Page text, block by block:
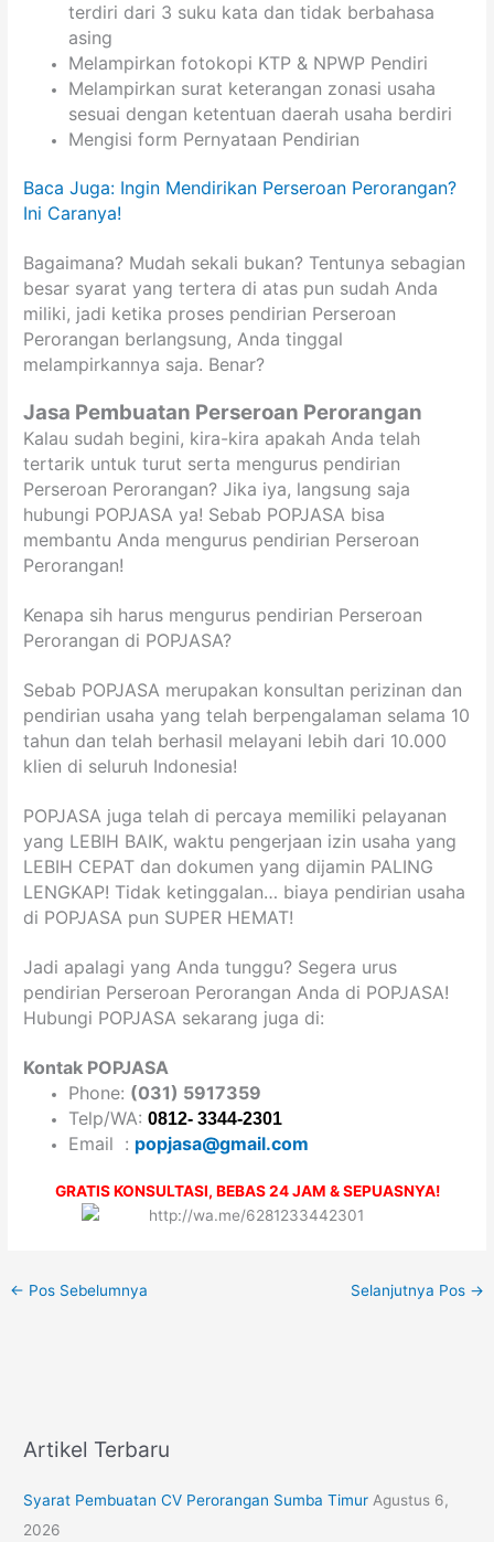
terdiri dari 3 suku kata dan tidak berbahasa
asing
Melampirkan fotokopi KTP & NPWP Pendiri
Melampirkan surat keterangan zonasi usaha
sesuai dengan ketentuan daerah usaha berdiri
Mengisi form Pernyataan Pendirian
Baca Juga: Ingin Mendirikan Perseroan Perorangan?
Ini Caranya!
Bagaimana? Mudah sekali bukan? Tentunya sebagian
besar syarat yang tertera di atas pun sudah Anda
miliki, jadi ketika proses pendirian Perseroan
Perorangan berlangsung, Anda tinggal
melampirkannya saja. Benar?
Jasa Pembuatan Perseroan Perorangan
Kalau sudah begini, kira-kira apakah Anda telah
tertarik untuk turut serta mengurus pendirian
Perseroan Perorangan? Jika iya, langsung saja
hubungi POPJASA ya! Sebab POPJASA bisa
membantu Anda mengurus pendirian Perseroan
Perorangan!
Kenapa sih harus mengurus pendirian Perseroan
Perorangan di POPJASA?
Sebab POPJASA merupakan konsultan perizinan dan
pendirian usaha yang telah berpengalaman selama 10
tahun dan telah berhasil melayani lebih dari 10.000
klien di seluruh Indonesia!
POPJASA juga telah di percaya memiliki pelayanan
yang LEBIH BAIK, waktu pengerjaan izin usaha yang
LEBIH CEPAT dan dokumen yang dijamin PALING
LENGKAP! Tidak ketinggalan… biaya pendirian usaha
di POPJASA pun SUPER HEMAT!
Jadi apalagi yang Anda tunggu? Segera urus
pendirian Perseroan Perorangan Anda di POPJASA!
Hubungi POPJASA sekarang juga di:
Kontak POPJASA
Phone: (031) 5917359
Telp/WA:0812- 3344-2301
Email : popjasa@gmail.com
GRATIS KONSULTASI, BEBAS 24 JAM & SEPUASNYA!
← Pos Sebelumnya Selanjutnya Pos →
Artikel Terbaru
Syarat Pembuatan CV Perorangan Sumba Timur Agustus 6,
2026